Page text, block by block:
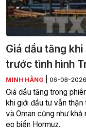
Giá dầu tăng
trước tình hình
MINH HẰNG 06-08-2026
Giá dầu tăng trong
khi giới đầu tư vẫn thận
và Oman cũng như
eo biển Hormuz.